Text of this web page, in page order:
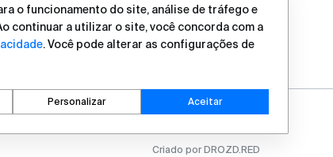
Criado por DROZD.RED
o funcionamento do site, análise de tráfego e
continuar a utilizar o site, você concorda com a
. Você pode alterar as configurações de
Personalizar Aceitar